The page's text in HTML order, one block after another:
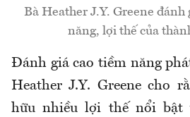
Bà Heather J.Y. Greene
năng, lợi thế của
Đánh giá cao tiềm năng
Heather J.Y. Greene cho
hữu nhiều lợi thế nổi bật